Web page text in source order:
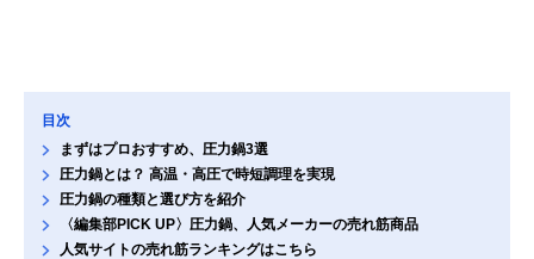
目次
まずはプロおすすめ、圧力鍋3選
圧力鍋とは？ 高温・高圧で時短調理を実現
圧力鍋の種類と選び方を紹介
〈編集部PICK UP〉圧力鍋、人気メーカーの売れ筋商品
人気サイトの売れ筋ランキングはこちら